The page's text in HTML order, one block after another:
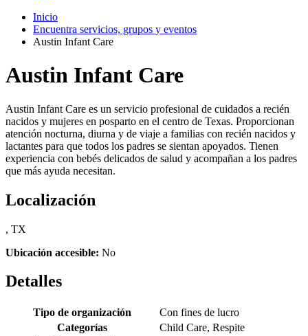
Inicio
Encuentra servicios, grupos y eventos
Austin Infant Care
Austin Infant Care
Austin Infant Care es un servicio profesional de cuidados a recién
nacidos y mujeres en posparto en el centro de Texas. Proporcionan
atención nocturna, diurna y de viaje a familias con recién nacidos y
lactantes para que todos los padres se sientan apoyados. Tienen
experiencia con bebés delicados de salud y acompañan a los padres
que más ayuda necesitan.
Localización
, TX
Ubicación accesible: No
Detalles
Tipo de organización
Con fines de lucro
Categorías
Child Care, Respite